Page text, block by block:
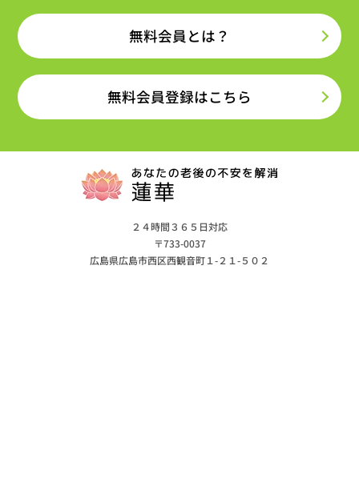
無料会員とは？
無料会員登録はこちら
２４時間３６５日対応
〒733-0037
広島県広島市西区西観音町１-２１-５０２